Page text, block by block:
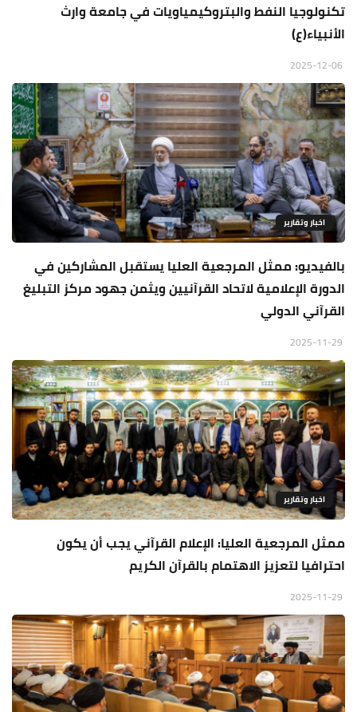
تكنولوجيا النفط والبتروكيمياويات في جامعة وارث
الأنبياء(ع)
اخبار وتقارير
بالفيديو: ممثل المرجعية العليا يستقبل المشاركين في
الدورة الإعلامية لاتحاد القرآنيين ويثمن جهود مركز التبليغ
القرآني الدولي
اخبار وتقارير
ممثل المرجعية العليا: الإعلام القرآني يجب أن يكون
احترافيا لتعزيز الاهتمام بالقرآن الكريم